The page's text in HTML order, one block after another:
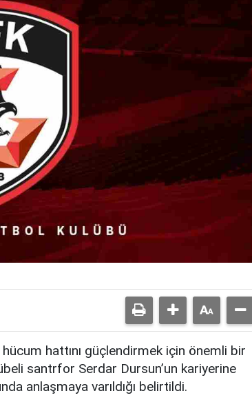
hattını güçlendirmek için önemli bir
santrfor Serdar Dursun’un kariyerine
anlaşmaya varıldığı belirtildi.